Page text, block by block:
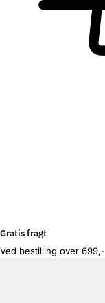
Gratis fragt
Ved bestilling over 699,-